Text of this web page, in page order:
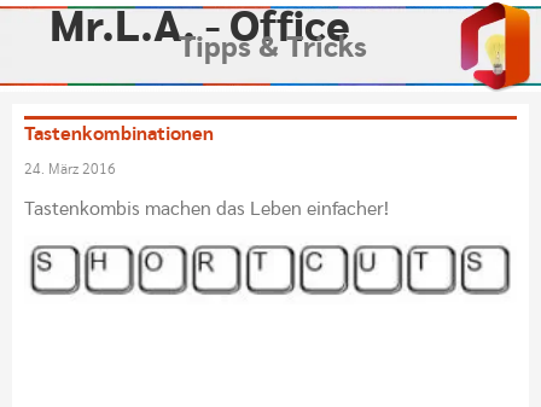
Mr.L.A. - Office
Tipps & Tricks
Tastenkombinationen
24. März 2016
Tastenkombis machen das Leben einfacher!